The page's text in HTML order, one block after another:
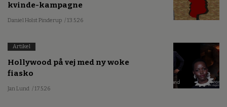
kvinde-kampagne
Daniel Holst Pinderup / 13.5.26
Artikel
Hollywood på vej med ny woke
fiasko
Jan Lund / 17.5.26